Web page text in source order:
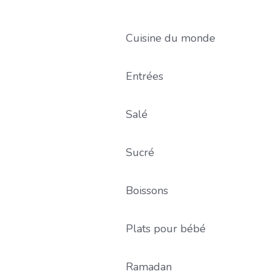
Cuisine du monde
Entrées
Salé
Sucré
Boissons
Plats pour bébé
Ramadan